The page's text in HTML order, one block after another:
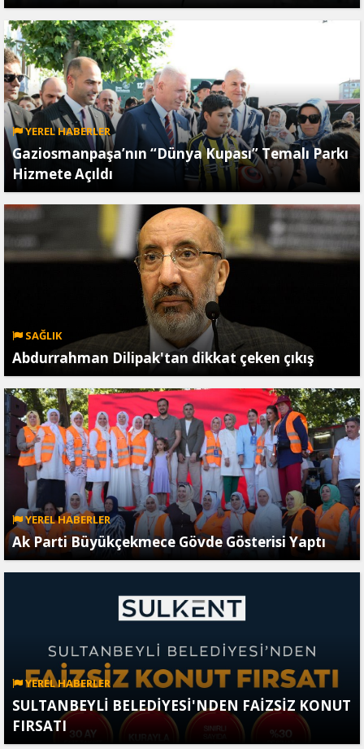
YEREL HABERLER
Gaziosmanpaşa’nın “Dünya Kupası” Temalı Parkı
Hizmete Açıldı
SAĞLIK
Abdurrahman Dilipak'tan dikkat çeken çıkış
YEREL HABERLER
Ak Parti Büyükçekmece Gövde Gösterisi Yaptı
YEREL HABERLER
SULTANBEYLİ BELEDİYESİ'NDEN FAİZSİZ KONUT
FIRSATI